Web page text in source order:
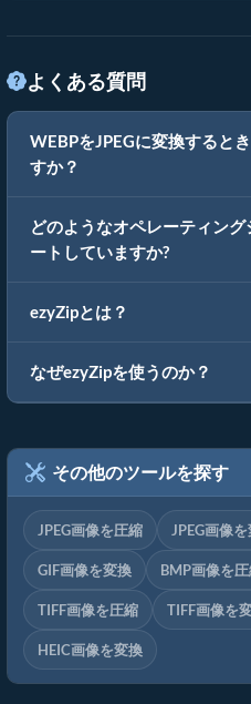
よくある質問
WEBPをJPEGに変換すると
すか？
どのようなオペレーティン
ートしていますか?
ezyZipとは？
なぜezyZipを使うのか？
その他のツールを探す
JPEG画像を圧縮 JPEG画像
GIF画像を変換 BMP画像を
TIFF画像を圧縮 TIFF画像を
HEIC画像を変換